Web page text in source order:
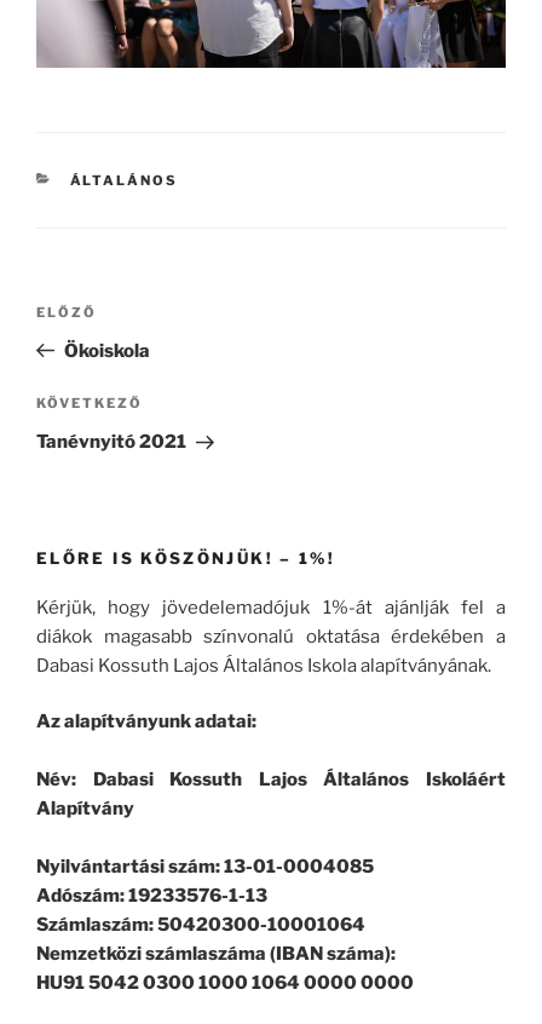
KATEGÓRIÁK
ÁLTALÁNOS
Bejegyzés
navigáció
Korábbi
bejegyzés
ELŐZŐ
Ökoiskola
Következő
bejegyzés
KÖVETKEZŐ
Tanévnyitó 2021
ELŐRE IS KÖSZÖNJÜK! – 1%!
Kérjük, hogy jövedelemadójuk 1%-át ajánlják fel a
diákok magasabb színvonalú oktatása érdekében a
Dabasi Kossuth Lajos Általános Iskola alapítványának.
Az alapítványunk adatai:
Név: Dabasi Kossuth Lajos Általános Iskoláért
Alapítvány
Nyilvántartási szám: 13-01-0004085
Adószám: 19233576-1-13
Számlaszám: 50420300-10001064
Nemzetközi számlaszáma (IBAN száma):
HU91 5042 0300 1000 1064 0000 0000